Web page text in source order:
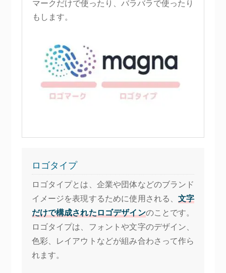
マークだけで使ったり、バラバラで使ったり
もします。
ロゴタイプ
ロゴタイプとは、企業や団体などのブランド
イメージを表現するために使用される、文字
だけで構成されたロゴデザインのことです。
ロゴタイプは、フォントや文字のデザイン、
色彩、レイアウトなどが組み合わさって作ら
れます。